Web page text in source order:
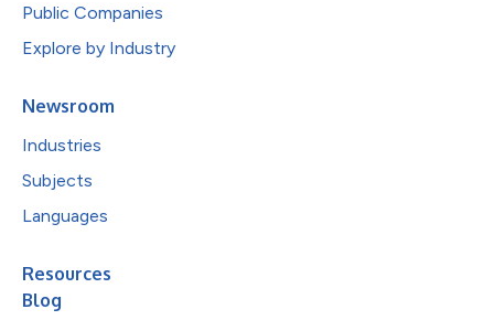
Public Companies
Explore by Industry
Newsroom
Industries
Subjects
Languages
Resources
Blog